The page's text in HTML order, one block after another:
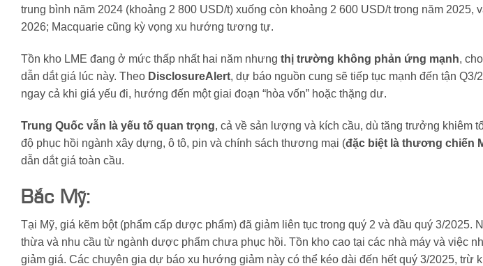
trung bình năm 2024 (khoảng 2 800 USD/t) xuống còn khoảng 2 600 USD/t trong năm 2025,
2026; Macquarie cũng kỳ vọng xu hướng tương tự.
Tồn kho LME đang ở mức thấp nhất hai năm nhưng thị trường không phản ứng mạnh,
dẫn dắt giá lúc này. Theo DisclosureAlert, dự báo nguồn cung sẽ tiếp tục mạnh đến tận
ngay cả khi giá yếu đi, hướng đến một giai đoạn “hòa vốn” hoặc thặng dư.
Trung Quốc vẫn là yếu tố quan trọng, cả về sản lượng và kích cầu, dù tăng trưởng khiêm
độ phục hồi ngành xây dựng, ô tô, pin và chính sách thương mại (đặc biệt là thương chiến
dẫn dắt giá toàn cầu.
Bắc Mỹ:
Tại Mỹ, giá kẽm bột (phẩm cấp dược phẩm) đã giảm liên tục trong quý 2 và đầu quý 3/2025.
thừa và nhu cầu từ ngành dược phẩm chưa phục hồi. Tồn kho cao tại các nhà máy và việc
giảm giá. Các chuyên gia dự báo xu hướng giảm này có thể kéo dài đến hết quý 3/2025, trừ